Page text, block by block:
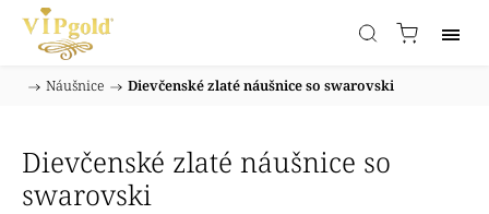
/ Náušnice / Dievčenské zlaté náušnice so swarovski
Dievčenské zlaté náušnice so
swarovski